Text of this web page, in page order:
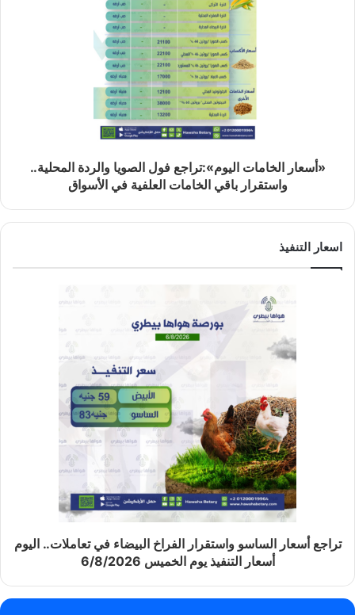
«أسعار الخامات اليوم»:تراجع فول الصويا والردة المحلية..
واستقرار باقي الخامات العلفية في الأسواق
اسعار التنفيذ
تراجع أسعار الساسو واستقرار الفراخ البيضاء في تعاملات.. اليوم
أسعار التنفيذ يوم الخميس 6/8/2026